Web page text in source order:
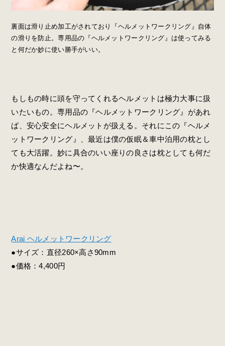
裏面は滑り止め加工がされており『ヘルメットワークリング』自体
の滑りを防止。専用品の『ヘルメットワークリング』は使ってみる
と何だか妙に使い勝手がいい。
もしもの時に頭を守ってくれるヘルメットは極力大事に扱
いたいもの。専用品の『ヘルメットワークリング』があれ
ば、安心安全にヘルメットが扱える。それにこの『ヘルメ
ットワークリング』、最近は僕の仮眠＆車中泊用の枕とし
ても大活躍。妙に具合のいい座りの良さは枕としても何だ
か快適なんだよね〜。
Arai ヘルメットワークリング
●サイズ：直径260×高さ90mm
●価格：4,400円